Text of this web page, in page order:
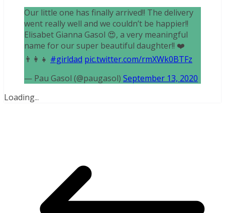
Our little one has finally arrived!! The delivery
went really well and we couldn’t be happier!!
Elisabet Gianna Gasol 😍, a very meaningful
name for our super beautiful daughter!! ❤️
👨‍👩‍👧 #girldad pic.twitter.com/rmXWk0BTFz
— Pau Gasol (@paugasol) September 13, 2020
Loading...